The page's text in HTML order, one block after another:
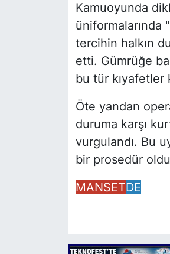
Kamuoyunda
üniformalarında
tercihin halkın
etti. Gümrüğe
bu tür kıyafetler
Öte yandan
duruma karşı
vurgulandı. Bu
bir prosedür
MANSETDE